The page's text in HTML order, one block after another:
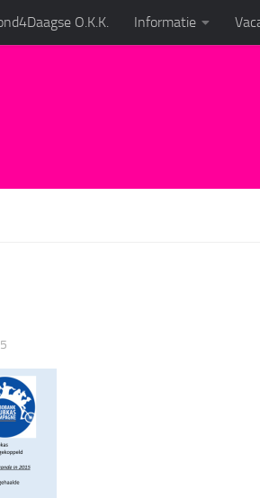
O.K.K. Informatie